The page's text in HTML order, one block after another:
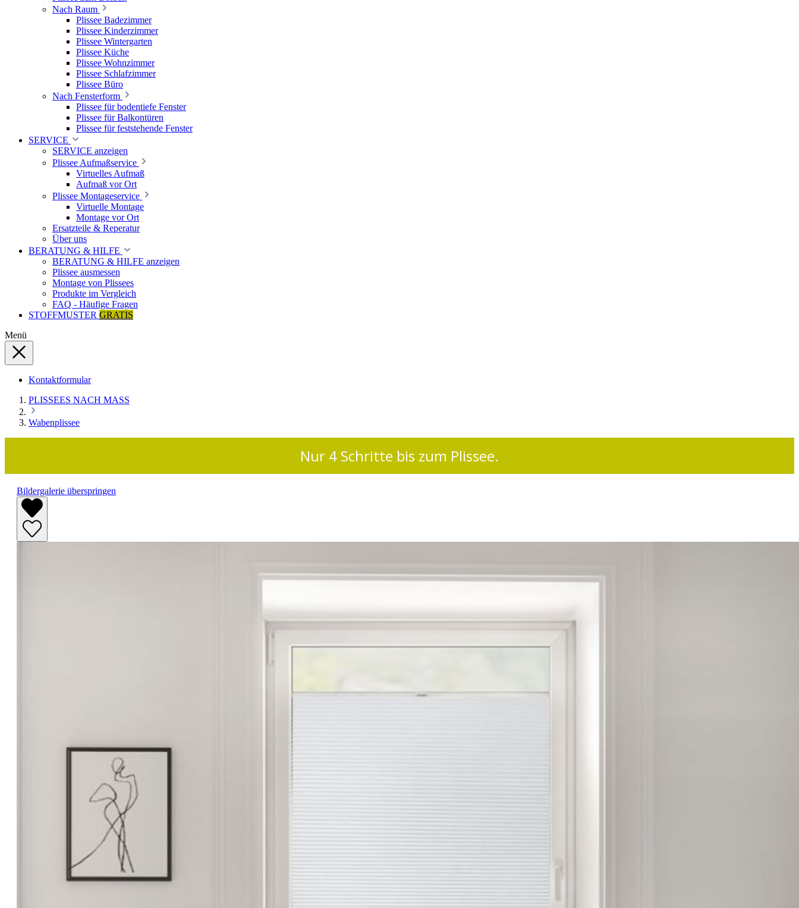
Nach Raum
Plissee Badezimmer
Plissee Kinderzimmer
Plissee Wintergarten
Plissee Küche
Plissee Wohnzimmer
Plissee Schlafzimmer
Plissee Büro
Nach Fensterform
Plissee für bodentiefe Fenster
Plissee für Balkontüren
Plissee für feststehende Fenster
SERVICE
SERVICE anzeigen
Plissee Aufmaßservice
Virtuelles Aufmaß
Aufmaß vor Ort
Plissee Montageservice
Virtuelle Montage
Montage vor Ort
Ersatzteile & Reperatur
Über uns
BERATUNG & HILFE
BERATUNG & HILFE anzeigen
Plissee ausmessen
Montage von Plissees
Produkte im Vergleich
FAQ - Häufige Fragen
STOFFMUSTER GRATIS
Menü
Kontaktformular
PLISSEES NACH MASS
Wabenplissee
Nur 4 Schritte bis zum Plissee.
Bildergalerie überspringen